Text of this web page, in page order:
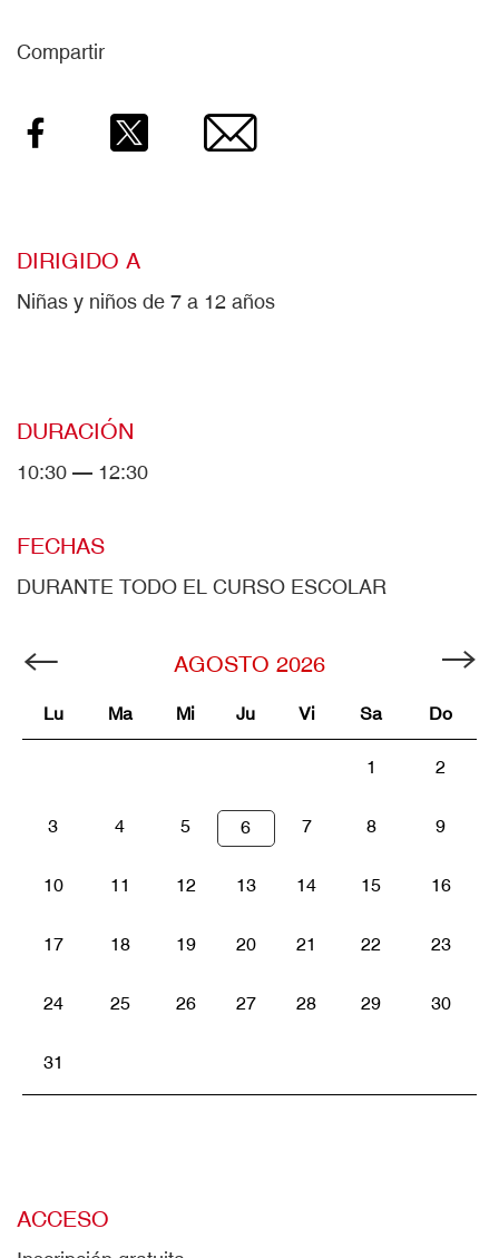
Compartir
Facebook Email
DIRIGIDO A
Niñas y niños de 7 a 12 años
DURACIÓN
10:30 — 12:30
FECHAS
DURANTE TODO EL CURSO ESCOLAR
AGOSTO 2026
Lu Ma Mi Ju Vi Sa Do
1 2
3 4 5 6 7 8 9
10 11 12 13 14 15 16
17 18 19 20 21 22 23
24 25 26 27 28 29 30
31
ACCESO